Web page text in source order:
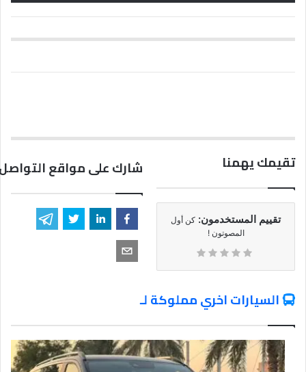
تقيمك يهمنا
تقييم المستخدمون: كن أول
المصوتون !
شارك على مواقع
السيارات اخري مملوكة لـ